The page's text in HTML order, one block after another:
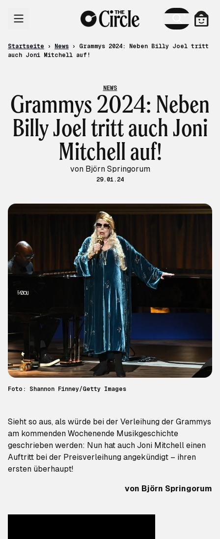
Startseite › News ›
Grammys 2024: Neben Billy Joel tritt
auch Joni Mitchell auf!
NEWS
Grammys 2024: Neben
Billy Joel tritt auch Joni
Mitchell auf!
von Björn Springorum
29.01.24
Foto: Shannon Finney/Getty Images
Sieht so aus, als würde bei der Verleihung der Grammys
am kommenden Wochenende Musikgeschichte
geschrieben werden: Nun hat auch Joni Mitchell einen
Auftritt bei der Preisverleihung angekündigt – ihren
ersten überhaupt!
von Björn Springorum